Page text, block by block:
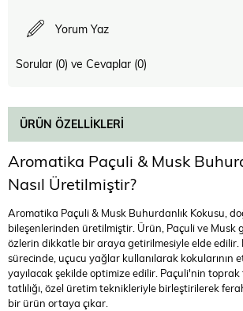
Yorum Yaz
Sorular (0) ve Cevaplar (0)
ÜRÜN ÖZELLIKLERI
Aromatika Paçuli & Musk
Nasıl Üretilmiştir?
Aromatika Paçuli & Musk Buhurdanlık Kokusu,
bileşenlerinden üretilmiştir. Ürün, Paçuli ve Musk
özlerin dikkatle bir araya getirilmesiyle elde
sürecinde, uçucu yağlar kullanılarak kokularının
yayılacak şekilde optimize edilir. Paçuli'nin toprak
tatlılığı, özel üretim teknikleriyle birleştirilerek
bir ürün ortaya çıkar.